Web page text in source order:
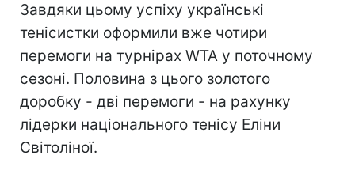
Завдяки цьому успіху українські
тенісистки оформили вже чотири
перемоги на турнірах WTA у поточному
сезоні. Половина з цього золотого
доробку - дві перемоги - на рахунку
лідерки національного тенісу Еліни
Світоліної.